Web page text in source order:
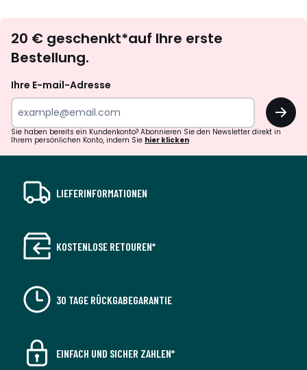
abonnieren
20 € geschenkt*auf Ihre erste
Bestellung.
Ihre E-mail-Adresse
OK
Sie haben bereits ein Kundenkonto? Abonnieren Sie den Newsletter direkt in
Ihrem persönlichen Konto, indem Sie hier klicken
LIEFERINFORMATIONEN
KOSTENLOSE RETOUREN*
30 TAGE RÜCKGABEGARANTIE
EINFACH UND SICHER ZAHLEN*